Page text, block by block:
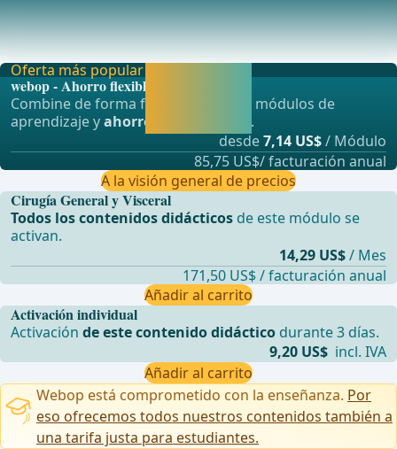
2.1 Infecciones tempranaslas infecciones que ocurren
dentro de las primeras 2 semanas postoperatori
Activación individual
Activaciónde este contenido didáctico durante 3 días.
9,20 US$ incl. IVA
Añadir al carrito
Oferta más popular
webop - Ahorro flexible
Combine de forma flexible nuestros módulos de
aprendizaje yahorre hasta un 50% .
desde7,14 US$/ Módulo
85,75 US$/ facturación anual
A la visión general de precios
Cirugía General y Visceral
Todos los contenidos didácticos de este módulo se
activan.
14,29 US$/ Mes
171,50 US$ / facturación anual
Añadir al carrito
Webop está comprometido con la enseñanza. Por
eso ofrecemos todos nuestros contenidos también a
una tarifa justa para estudiantes.